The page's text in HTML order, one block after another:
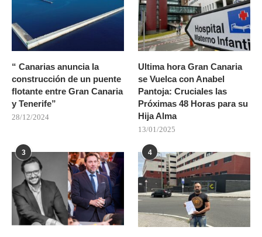
“ Canarias anuncia la
construcción de un puente
flotante entre Gran Canaria
y Tenerife”
28/12/2024
Ultima hora Gran Canaria
se Vuelca con Anabel
Pantoja: Cruciales las
Próximas 48 Horas para su
Hija Alma
13/01/2025
3 4